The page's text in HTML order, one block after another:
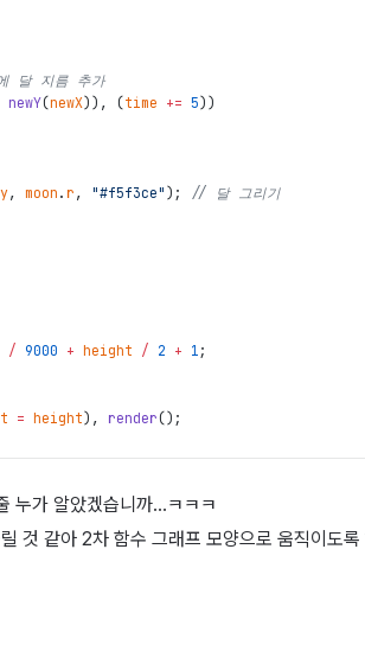
달 지름 추가
newY(newX) ) , (time += 5) )
y, moon . r , "#f5f3ce" ) ; // 달 그리기
/ 9000 + height / 2 + 1 ;
= height) , render() ;
누가 알았겠습니까…ㅋㅋㅋ
것 같아 2차 함수 그래프 모양으로 움직이도록